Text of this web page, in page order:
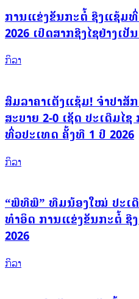
ການແຂ່ງຂັນກະຕໍ້ ຊີງແຊ້ມ
2026 ເປີດສາກຊີງໄຊຢ່າງເ
ກິລາ
ສົມລາຄາເຕັງແຊ້ມ! ຈຳປາສັ
ສະບາຍ 2-0 ເຊັດ ປະເດີມໄ
ທົ່ວປະເທດ ຄັ້ງທີ 1 ປີ 2026
ກິລາ
“ພີທີພີ” ທີມນ້ອງໃໝ່ ປະເດີ
ທຳອິດ ການແຂ່ງຂັນກະຕໍ້ ຊີ
2026
ກິລາ